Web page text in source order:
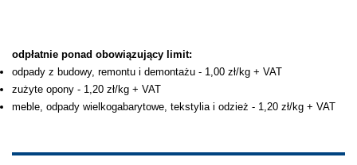
odpłatnie ponad obowiązujący limit:
odpady z budowy, remontu i demontażu - 1,00 zł/kg + VAT
zużyte opony - 1,20 zł/kg + VAT
meble, odpady wielkogabarytowe, tekstylia i odzież - 1,20 zł/kg + VAT